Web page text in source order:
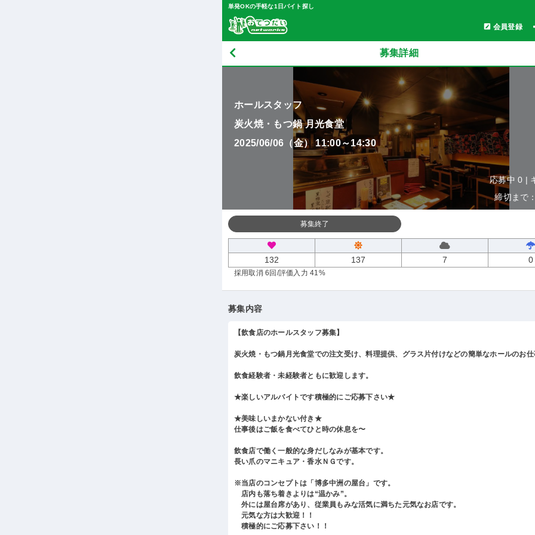
単発OKの手軽な1日バイト探し
会員登録
募集詳細
ホールスタッフ
炭火焼・もつ鍋 月光食堂
2025/06/06（金） 11:00～14:30
応募中 0 |
締切まで
募集終了
132 137 7 0
採用取消 6回 /評価入力 41%
募集内容
【飲食店のホールスタッフ募集】
炭火焼・もつ鍋月光食堂での注文受け、料理提供、グラス片付けなどの簡単なホールのお
飲食経験者・未経験者ともに歓迎します。
★楽しいアルバイトです積極的にご応募下さい★
★美味しいまかない付き★
仕事後はご飯を食べてひと時の休息を〜
飲食店で働く一般的な身だしなみが基本です。
長い爪のマニキュア・香水ＮＧです。
※当店のコンセプトは「博多中洲の屋台」です。
店内も落ち着きよりは“温かみ”。
外には屋台席があり、従業員もみな活気に満ちた元気なお店です。
元気な方は大歓迎！！
積極的にご応募下さい！！